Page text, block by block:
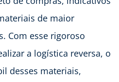
de maior
Com esse rigoroso
a logística reversa, o
desses materiais,